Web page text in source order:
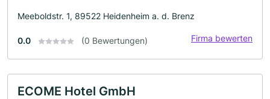
Meeboldstr. 1, 89522 Heidenheim a. d. Brenz
0.0 (0 Bewertungen) Firma bewerten
ECOME Hotel GmbH